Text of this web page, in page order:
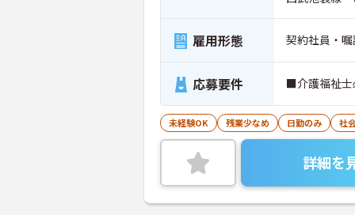
雇用形態 契約社員・
応募要件 ■介護福祉
未経験OK 残業少なめ 日勤のみ 社
詳細を